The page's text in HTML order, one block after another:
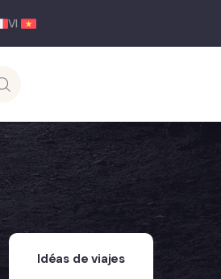
VI
Idéas de viajes